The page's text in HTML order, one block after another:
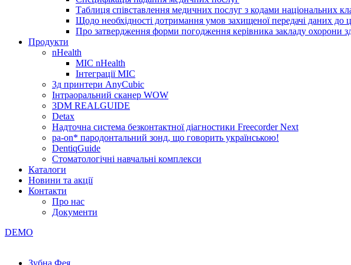
Таблиця співставлення медичних послуг з кодами національних
Щодо необхідності дотримання умов захищеної передачі даних
Про затвердження форми погодження керівника закладу охорони
Продукти
nHealth
МІС nHealth
Інтеграції МІС
3д принтери AnyCubic
Інтраоральний сканер WOW
3DM REALGUIDE
Detax
Надточна система безконтактної діагностики Freecorder Next
pa-on* пародонтальний зонд, що говорить українською!
DentiqGuide
Стоматологічні навчальні комплекси
Каталоги
Новини та акції
Контакти
Про нас
Документи
DEMO
Зубна Фея